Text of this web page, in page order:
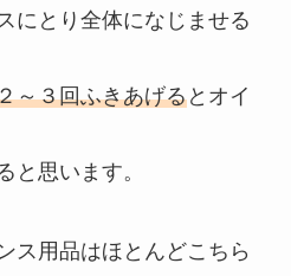
にとり全体になじませる
～３回ふきあげるとオイ
と思います。
ス用品はほとんどこちら